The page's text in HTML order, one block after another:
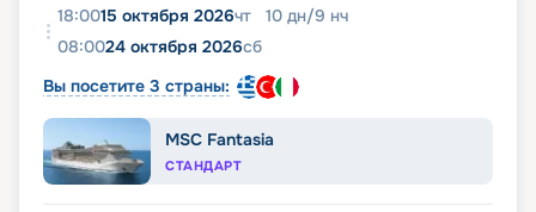
18:0015 октября 2026чт 10 дн/9 нч
08:0024 октября 2026сб
Вы посетите 3 страны:
MSC Fantasia
СТАНДАРТ